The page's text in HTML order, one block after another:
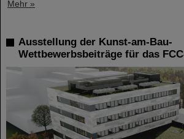
Mehr »
Ausstellung der Kunst-am-Bau-
Wettbewerbsbeiträge für das